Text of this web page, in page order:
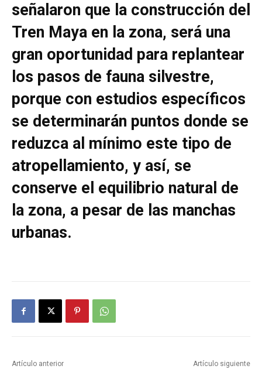
señalaron que la construcción del
Tren Maya en la zona, será una
gran oportunidad para replantear
los pasos de fauna silvestre,
porque con estudios específicos
se determinarán puntos donde se
reduzca al mínimo este tipo de
atropellamiento, y así, se
conserve el equilibrio natural de
la zona, a pesar de las manchas
urbanas.
Artículo anterior Artículo siguiente